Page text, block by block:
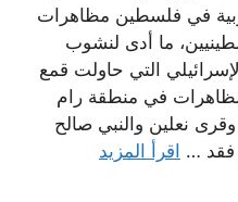
في فلسطين مظاهرات
ما أدى لنشوب
التي حاولت قمع
في منطقة رام
نعلين والنبي صالح
فقد … اقرأ المزيد